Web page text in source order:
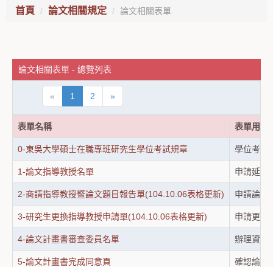
首頁 論文相關規定 論文相關表單
論文相關表單 - 總覽列表
« 1 2 »
表單名稱 表單用途
0-東吳大學碩士在職專班研究生學位考試規章 學位考試
1-論文指導教授名單 申請延聘
2-商請指導教授暨論文題目報告單(104.10.06表格更新) 申請論文
3-研究生更換指導教授申請單(104.10.06表格更新) 申請更換
4-論文計畫書審查委員名單 辦理資格
5-論文計畫書完成同意頁 確認論文